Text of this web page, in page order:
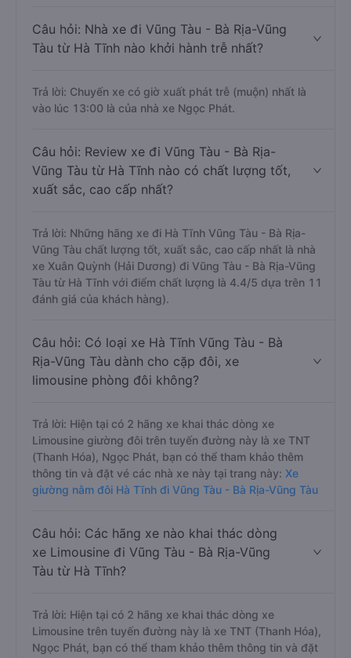
Câu hỏi: Nhà xe đi Vũng Tàu - Bà Rịa-Vũng
Tàu từ Hà Tĩnh nào khởi hành trễ nhất?
Trả lời: Chuyến xe có giờ xuất phát trễ (muộn) nhất là
vào lúc 13:00 là của nhà xe Ngọc Phát.
Câu hỏi: Review xe đi Vũng Tàu - Bà Rịa-
Vũng Tàu từ Hà Tĩnh nào có chất lượng tốt,
xuất sắc, cao cấp nhất?
Trả lời: Những hãng xe đi Hà Tĩnh Vũng Tàu - Bà Rịa-
Vũng Tàu chất lượng tốt, xuất sắc, cao cấp nhất là nhà
xe Xuân Quỳnh (Hải Dương) đi Vũng Tàu - Bà Rịa-Vũng
Tàu từ Hà Tĩnh với điểm chất lượng là 4.4/5 dựa trên 11
đánh giá của khách hàng).
Câu hỏi: Có loại xe Hà Tĩnh Vũng Tàu - Bà
Rịa-Vũng Tàu dành cho cặp đôi, xe
limousine phòng đôi không?
Trả lời: Hiện tại có 2 hãng xe khai thác dòng xe
Limousine giường đôi trên tuyến đường này là xe TNT
(Thanh Hóa), Ngọc Phát, bạn có thể tham khảo thêm
thông tin và đặt vé các nhà xe này tại trang này: Xe
giường nằm đôi Hà Tĩnh đi Vũng Tàu - Bà Rịa-Vũng Tàu
Câu hỏi: Các hãng xe nào khai thác dòng
xe Limousine đi Vũng Tàu - Bà Rịa-Vũng
Tàu từ Hà Tĩnh?
Trả lời: Hiện tại có 2 hãng xe khai thác dòng xe
Limousine trên tuyến đường này là xe TNT (Thanh Hóa),
Ngọc Phát, bạn có thể tham khảo thêm thông tin và đặt